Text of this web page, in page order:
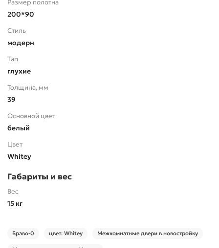
Размер полотна
200*90
Стиль
модерн
Тип
глухие
Толщина, мм
39
Основной цвет
белый
Цвет
Whitey
Габариты и вес
Вес
15 кг
Браво-0 цвет: Whitey Межкомнатные двери в новостройку